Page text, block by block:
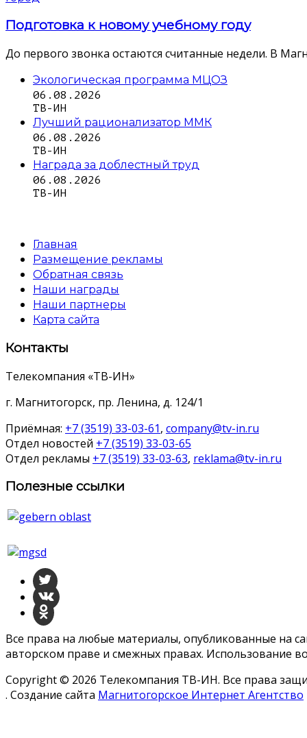
Подготовка к новому учебному году
До первого звонка остаются считанные недели. В
Экологическая программа МЦОЗ
06.08.2026
ТВ-ИН
Лучший рационализатор ММК
06.08.2026
ТВ-ИН
Награда за доблестный труд
06.08.2026
ТВ-ИН
Главная
Размещение рекламы
Обратная связь
Наши награды
Наши партнеры
Карта сайта
Контакты
Телекомпания «ТВ-ИН»
г. Магнитогорск, пр. Ленина, д. 124/1
Приёмная: +7 (3519) 33-03-61, company@tv-in.ru
Отдел новостей +7 (3519) 33-03-65
Отдел рекламы +7 (3519) 33-03-63, reklama@tv-in.ru
Полезные ссылки
Все права на любые материалы, опубликованные на
авторском праве и смежных правах. Использование
Copyright © 2026 Телекомпания ТВ-ИН. Все права
. Создание сайта Магнитогорское Интернет Агентство